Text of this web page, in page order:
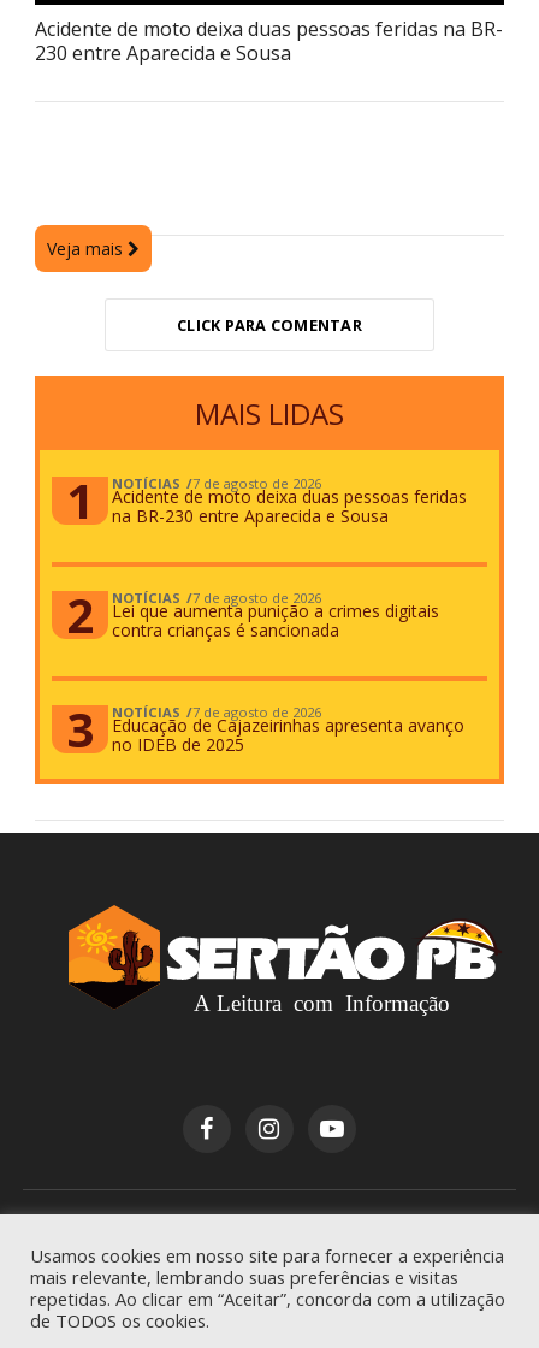
Acidente de moto deixa duas pessoas feridas na BR-
230 entre Aparecida e Sousa
Veja mais
CLICK PARA COMENTAR
MAIS LIDAS
NOTÍCIAS 7 de agosto de 2026
Acidente de moto deixa duas pessoas feridas
na BR-230 entre Aparecida e Sousa
NOTÍCIAS 7 de agosto de 2026
Lei que aumenta punição a crimes digitais
contra crianças é sancionada
NOTÍCIAS 7 de agosto de 2026
Educação de Cajazeirinhas apresenta avanço
no IDEB de 2025
reservados.
Usamos cookies em nosso site para fornecer a experiência
mais relevante, lembrando suas preferências e visitas
repetidas. Ao clicar em “Aceitar”, concorda com a utilização
de TODOS os cookies.